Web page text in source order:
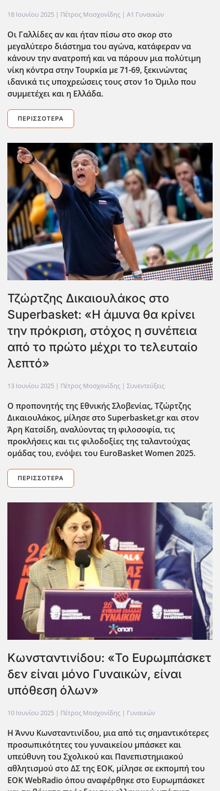
18 Ιουνίου 2025 | Πέτρος Μοσχονίδης | Α1 Γυναικών
Οι Γαλλίδες αν και ήταν πίσω στο σκορ στο
μεγαλύτερο διάστημα του αγώνα, κατάφεραν να
κάνουν την ανατροπή και να πάρουν μια πολ΄υτιμη
νίκη κόντρα στην Τουρκία με 71-69, ξεκινώντας
ιδανικά τις υποχρεώσεις τους στον 1ο Όμιλο που
συμμετέχει και η Ελλάδα.
ΠΕΡΙΣΣΌΤΕΡΑ
Τζώρτζης Δικαιουλάκος στο
Superbasket: «Η άμυνα θα κρίνει
την πρόκριση, στόχος η συνέπεια
από το πρώτο μέχρι το τελευταίο
λεπτό»
13 Ιουνίου 2025 | Πέτρος Μοσχονίδης | Συνεντεύξεις
Ο προπονητής της Εθνικής Σλοβενίας, Τζώρτζης
Δικαιουλάκος, μίλησε στο Superbasket.gr και στον
Άρη Κατσίδη, αναλύοντας τη φιλοσοφία, τις
προκλήσεις και τις φιλοδοξίες της ταλαντούχας
ομάδας του, ενόψει του EuroBasket Women 2025.
ΠΕΡΙΣΣΌΤΕΡΑ
Κωνσταντινίδου: «Το Ευρωμπάσκετ
δεν είναι μόνο Γυναικών, είναι
υπόθεση όλων»
10 Ιουνίου 2025 | Πέτρος Μοσχονίδης | Γυναικών
Η Άννυ Κωνσταντινίδου, μια από τις σημαντικότερες
προσωπικότητες του γυναικείου μπάσκετ και
υπεύθυνη του Σχολικού και Πανεπιστημιακού
αθλητισμού στο ΔΣ της ΕΟΚ, μίλησε σε εκπομπή του
EOK WebRadio όπου αναφέρθηκε στο Ευρωμπάσκετ